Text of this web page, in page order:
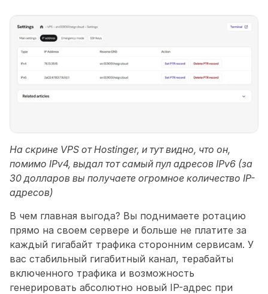
На скрине VPS от Hostinger, и тут видно, что он,
помимо IPv4, выдал тот самый пул адресов IPv6 (за
30 долларов вы получаете огромное количество IP-
адресов)
В чем главная выгода? Вы поднимаете ротацию
прямо на своем сервере и больше не платите за
каждый гигабайт трафика сторонним сервисам. У
вас стабильный гигабитный канал, терабайты
включенного трафика и возможность
генерировать абсолютно новый IP-адрес при